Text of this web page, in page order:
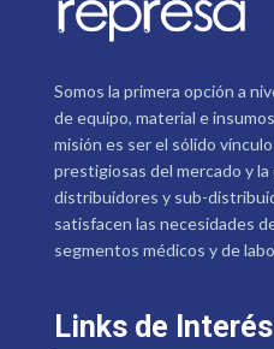
Somos la primera opción a
de equipo, material e
misión es ser el sólido
prestigiosas del mercado y
distribuidores y sub-
satisfacen las necesidades
segmentos médicos y de
Links de Interés